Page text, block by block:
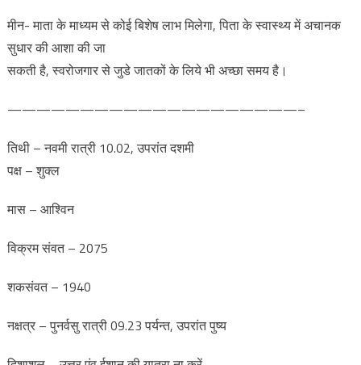
मीन- माता के माध्यम से कोई बिशेष लाभ मिलेगा, पिता के स्वास्थ्य में अचानक
सुधार की आशा की जा
सकती है, स्वरोजगार से जुडे जातकों के लिये भी अच्छा समय है।
————————————————————–
तिथी – नवमी रात्री 10.02, उपरांत दशमी
पक्ष – शुक्ल
मास – आश्विन
विक्रम संवत – 2075
शकसंवत – 1940
नक्षत्र – पुनर्वसु रात्री 09.23 पर्यन्त, उपरांत पुष्य